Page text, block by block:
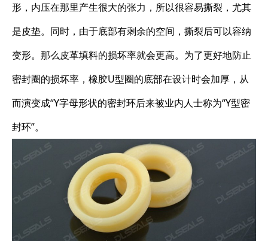
形，内压在那里产生很大的张力，所以很容易撕裂，尤其
是皮垫。同时，由于底部有剩余的空间，撕裂后可以容纳
变形。那么皮革填料的损坏率就会更高。为了更好地防止
密封圈的损坏率，橡胶U型圈的底部在设计时会加厚，从
而演变成“Y字母形状的密封环后来被业内人士称为“Y型密
封环”。